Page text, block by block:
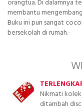
orangtua. Di dalamnya
membantu
Buku ini pun sangat
bersekolah di rumah.-
Nikmati
ditambah